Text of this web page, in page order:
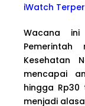
iWatch
Wacana
Kesehatan
mencapai
hingga
menjadi